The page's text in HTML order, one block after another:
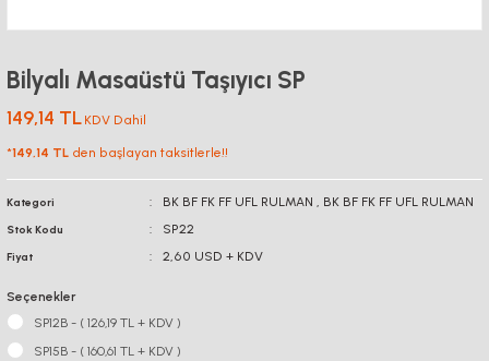
Bilyalı Masaüstü Taşıyıcı SP
149,14 TL KDV Dahil
*149,14 TL den başlayan taksitlerle!!
Kategori BK BF FK FF UFL RULMAN , BK BF FK FF UFL RULMAN
Stok Kodu SP22
Fiyat 2,60 USD + KDV
Seçenekler
SP12B - ( 126,19 TL + KDV )
SP15B - ( 160,61 TL + KDV )